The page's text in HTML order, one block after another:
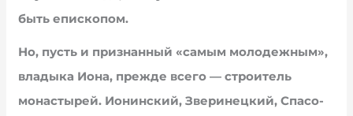
быть епископом.
Но, пусть и признанный «самым молодежным»,
владыка Иона, прежде всего — строитель
монастырей. Ионинский, Зверинецкий, Спасо-